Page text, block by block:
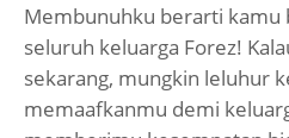
Membunuhku berarti kamu
seluruh keluarga Forez!
sekarang, mungkin leluhur
memaafkanmu demi